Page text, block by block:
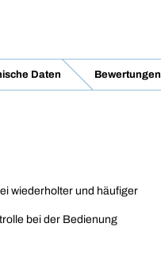
Daten Bewertungen
wiederholter und häufiger
bei der Bedienung